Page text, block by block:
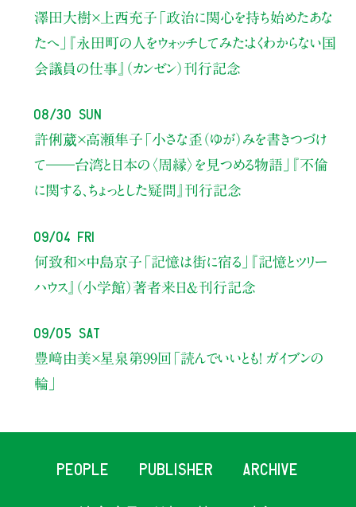
澤田大樹×上西充子 「政治に関心を持ち始めたあな
たへ」
『永田町の人をウォッチしてみた：よくわからない国
会議員の仕事』（カンゼン）刊行記念
08/30 Sun
許俐葳×高瀬隼子 「小さな歪（ゆが）みを書きつづけ
て――台湾と日本の〈周縁〉を見つめる物語」
『不倫
に関する、ちょっとした疑問』刊行記念
09/04 Fri
何致和×中島京子 「記憶は街に宿る」
『記憶とツリー
ハウス』（小学館）著者来日＆刊行記念
09/05 Sat
豊﨑由美×星泉 第99回「読んでいいとも！ ガイブンの
輪」
PEOPLE PUBLISHER ARCHIVE